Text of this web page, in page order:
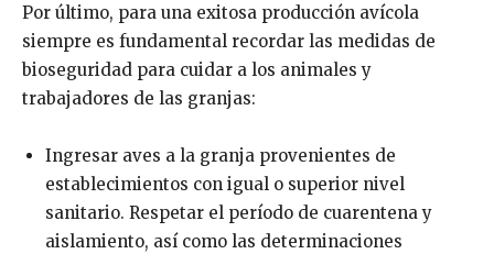
Por último, para una exitosa producción avícola
siempre es fundamental recordar las medidas de
bioseguridad para cuidar a los animales y
trabajadores de las granjas:
Ingresar aves a la granja provenientes de
establecimientos con igual o superior nivel
sanitario. Respetar el período de cuarentena y
aislamiento, así como las determinaciones